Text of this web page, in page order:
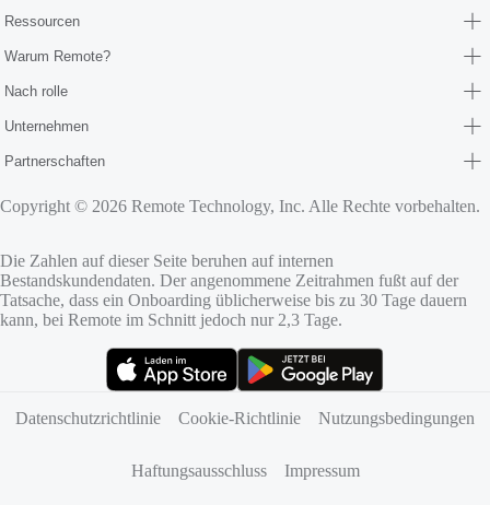
Ressourcen
Warum Remote?
Nach rolle
Unternehmen
Partnerschaften
Copyright © 2026 Remote Technology, Inc. Alle Rechte vorbehalten.
Die Zahlen auf dieser Seite beruhen auf internen
Bestandskundendaten. Der angenommene Zeitrahmen fußt auf der
Tatsache, dass ein Onboarding üblicherweise bis zu 30 Tage dauern
kann, bei Remote im Schnitt jedoch nur 2,3 Tage.
Datenschutzrichtlinie
Cookie-Richtlinie Nutzungsbedingungen
Haftungsausschluss Impressum